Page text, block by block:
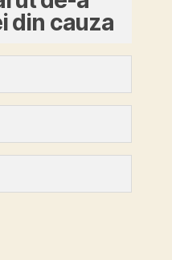
din cauza